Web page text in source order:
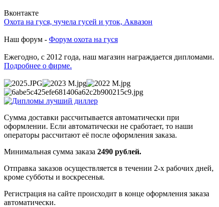
Вконтакте
Охота на гуся, чучела гусей и уток, Аквазон
Наш форум - Форум охота на гуся
Ежегодно, с 2012 года, наш магазин награждается дипломами.
Подробнее о фирме.
Сумма доставки рассчитывается автоматически при
оформлении. Если автоматически не сработает, то наши
операторы рассчитают её после оформления заказа.
Минимальная сумма заказа 2490 рублей.
Отправка заказов осуществляется в течении 2-х рабочих дней,
кроме субботы и воскресенья.
Регистрация на сайте происходит в конце оформления заказа
автоматически.